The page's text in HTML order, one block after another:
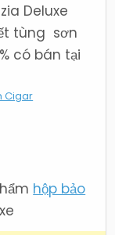
Deluxe
tùng sơn
có bán tại
Cigar
hộp bảo